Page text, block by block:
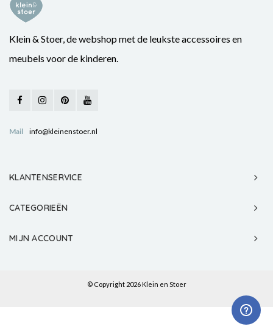
Klein & Stoer, de webshop met de leukste accessoires en
meubels voor de kinderen.
Mail info@kleinenstoer.nl
KLANTENSERVICE
CATEGORIEËN
MIJN ACCOUNT
© Copyright 2026 Klein en Stoer